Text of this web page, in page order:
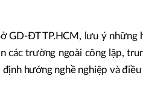
GD-ĐT TP.HCM, lưu ý những
các trường ngoài công lập,
hướng nghề nghiệp và